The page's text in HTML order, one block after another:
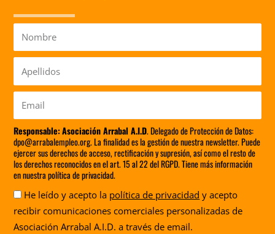
Nombre
Apellidos
Responsable: Asociación Arrabal A.I.D. Delegado de Protección de Datos:
dpo@arrabalempleo.org. La finalidad es la gestión de nuestra newsletter. Puede
ejercer sus derechos de acceso, rectificación y supresión, así como el resto de
los derechos reconocidos en el art. 15 al 22 del RGPD. Tiene más información
en nuestra política de privacidad.
Aceptación
He leído y acepto la política de privacidad y acepto
recibir comunicaciones comerciales personalizadas de
Asociación Arrabal A.I.D. a través de email.